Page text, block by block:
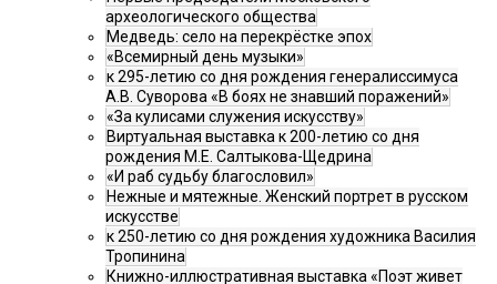
археологического общества
Медведь: село на перекрёстке эпох
«Всемирный день музыки»
к 295-летию со дня рождения генералиссимуса
А.В. Суворова «В боях не знавший поражений»
«За кулисами служения искусству»
Виртуальная выставка к 200-летию со дня
рождения М.Е. Салтыкова-Щедрина
«И раб судьбу благословил»
Нежные и мятежные. Женский портрет в русском
искусстве
к 250-летию со дня рождения художника Василия
Тропинина
Книжно-иллюстративная выставка «Поэт живет